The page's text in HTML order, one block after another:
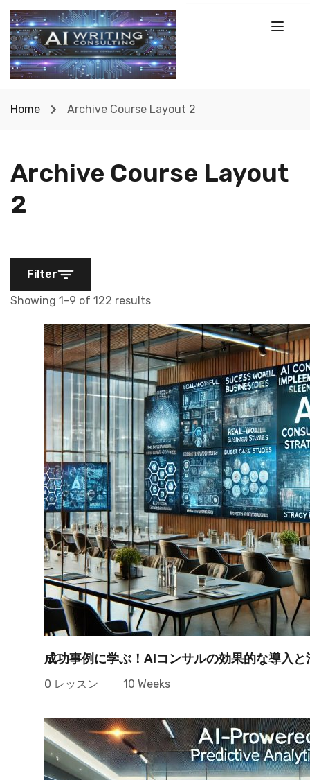
Home Archive Course Layout 2
Archive Course Layout
2
Filter
Showing 1-9 of 122 results
成功事例に学ぶ！AIコンサルの効果的な導入と
0 レッスン 10 Weeks